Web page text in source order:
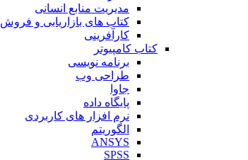
مدیریت منابع انسانی
کتاب های بازاریابی و فروش
کارآفرینی
کتاب کامپیوتر
برنامه نویسی
طراحی وب
جاوا
پایگاه داده
نرم افزار های کاربردی
الگوریتم
ANSYS
SPSS